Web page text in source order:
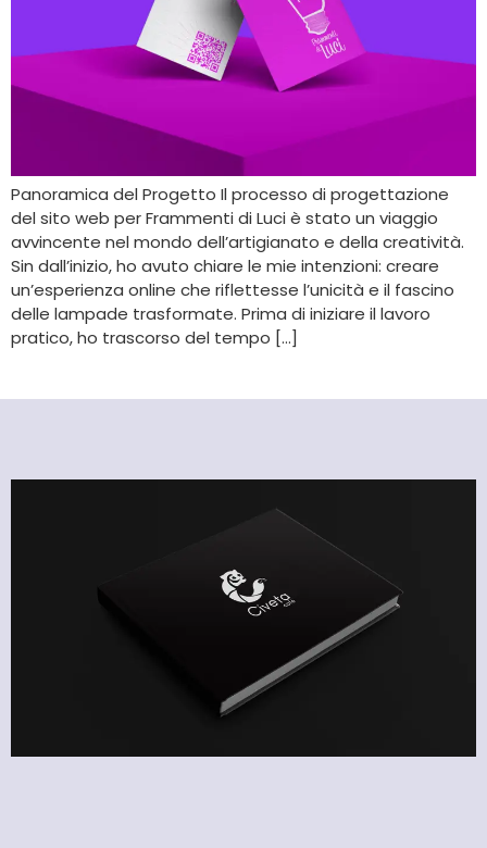
Panoramica del Progetto Il processo di progettazione
del sito web per Frammenti di Luci è stato un viaggio
avvincente nel mondo dell’artigianato e della creatività.
Sin dall’inizio, ho avuto chiare le mie intenzioni: creare
un’esperienza online che riflettesse l’unicità e il fascino
delle lampade trasformate. Prima di iniziare il lavoro
pratico, ho trascorso del tempo […]